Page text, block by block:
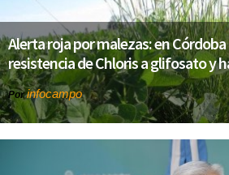
Alerta roja por malezas: en
resistencia de Chloris a glifosato y
Porinfocampo